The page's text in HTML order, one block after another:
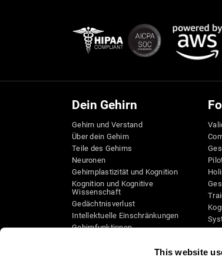
This website
Dein Gehirn
Gehirn und Verstand
Über dein Gehirn
Teile des Gehirns
Neuronen
Gehirnplastizität und Kognition
Kognition und Kognitive
Wissenschaft
Gedächtnisverlust
Intellektuelle Einschränkungen
Gehirnfunktionen